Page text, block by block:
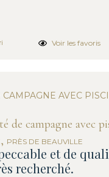
Voir les favoris
AVEC
, PRÈS DE BEAUVILLE
et de
recherché.